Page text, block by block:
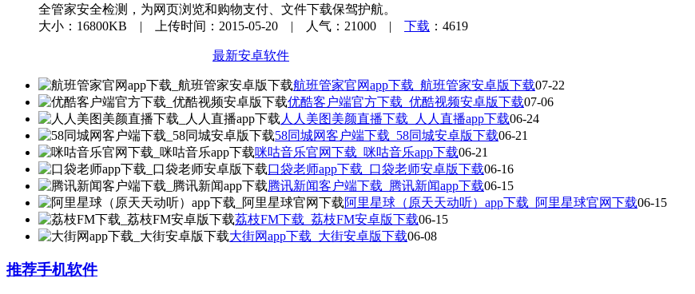
全管家安全检测，为网页浏览和购物支付、文件下载保驾护航。
大小：16800KB | 上传时间：2015-05-20 | 人气：21000 | 下载 ：4619
最新安卓软件
航班管家官网app下载_航班管家安卓版下载07-22
优酷客户端官方下载_优酷视频安卓版下载07-06
人人美图美颜直播下载_人人直播app下载06-24
58同城网客户端下载_58同城安卓版下载06-21
咪咕音乐官网下载_咪咕音乐app下载06-21
口袋老师app下载_口袋老师安卓版下载06-16
腾讯新闻客户端下载_腾讯新闻app下载06-15
阿里星球（原天天动听）app下载_阿里星球官网下载06-15
荔枝FM下载_荔枝FM安卓版下载06-15
大街网app下载_大街安卓版下载06-08
推荐手机软件